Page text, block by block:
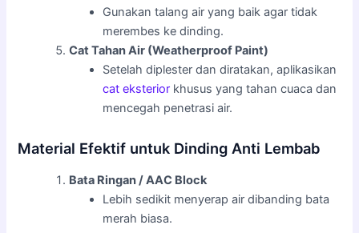
Gunakan talang air yang baik agar tidak
merembes ke dinding.
Cat Tahan Air (Weatherproof Paint)
Setelah diplester dan diratakan, aplikasikan
cat eksterior khusus yang tahan cuaca dan
mencegah penetrasi air.
Material Efektif untuk Dinding Anti Lembab
Bata Ringan / AAC Block
Lebih sedikit menyerap air dibanding bata
merah biasa.